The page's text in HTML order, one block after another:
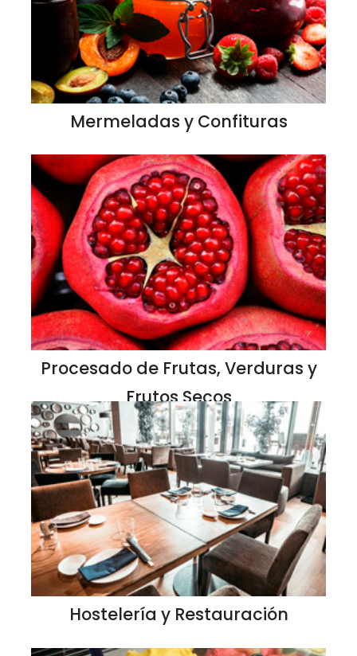
Mermeladas y Confituras
Procesado de Frutas, Verduras y
Frutos Secos
Hostelería y Restauración